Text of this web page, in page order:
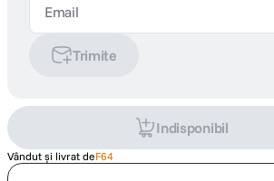
Trimite
Indisponibil
Vândut și livrat deF64